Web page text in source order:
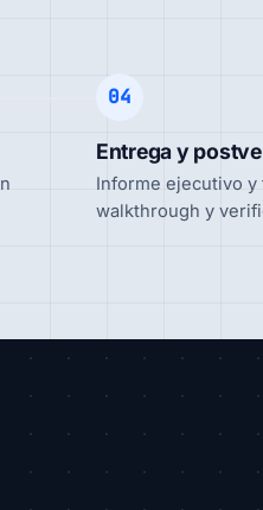
04
Entrega y
Informe ejecutivo y
walkthrough y